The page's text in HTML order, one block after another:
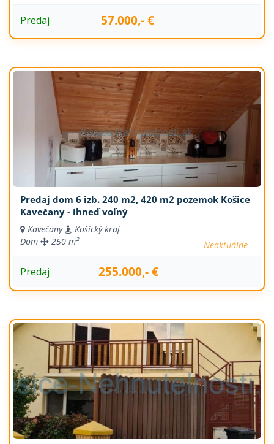
Predaj 57.000,- €
Predaj dom 6 izb. 240 m2, 420 m2 pozemok Košice
Kavečany - ihneď voľný
Kavečany
Košický kraj
Dom
Neaktuálne
250 m²
Predaj 255.000,- €